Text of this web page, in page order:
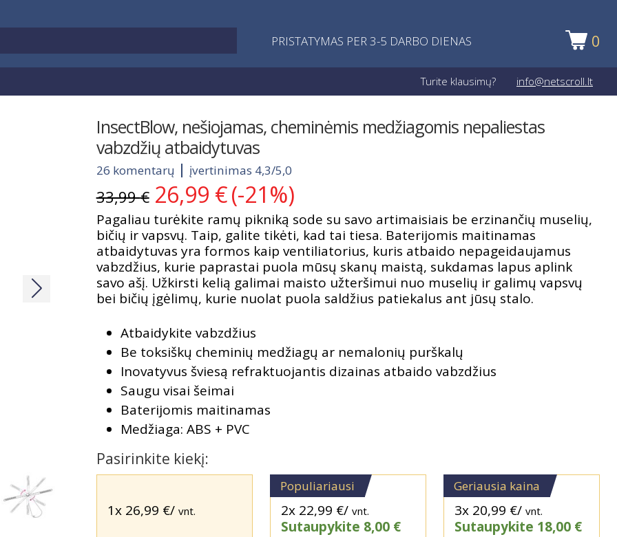
PRISTATYMAS PER 3-5 DARBO DIENAS 0
Turite klausimų? info@netscroll.lt
InsectBlow, nešiojamas, cheminėmis medžiagomis nepaliestas
vabzdžių atbaidytuvas
26 komentarų įvertinimas 4,3/5,0
33,99€ Original
price
was:
33,99 €.
26,99 €Current
price
is:
26,99 €.
(-21%)
Pasirinkite kiekį:
1x 26,99 €/ vnt.
Populiariausi
2x 22,99 €/ vnt.
Sutaupykite 8,00 €
Geriausia kaina
3x 20,99 €/ vnt.
Sutaupykite 18,00 €
Pagaliau turėkite ramų pikniką sode su savo artimaisiais be erzinančių muselių,
bičių ir vapsvų. Taip, galite tikėti, kad tai tiesa. Baterijomis maitinamas
atbaidytuvas yra formos kaip ventiliatorius, kuris atbaido nepageidaujamus
vabzdžius, kurie paprastai puola mūsų skanų maistą, sukdamas lapus aplink
savo ašį. Užkirsti kelią galimai maisto užteršimui nuo muselių ir galimų vapsvų
bei bičių įgėlimų, kurie nuolat puola saldžius patiekalus ant jūsų stalo.
Atbaidykite vabzdžius
Be toksiškų cheminių medžiagų ar nemalonių purškalų
Inovatyvus šviesą refraktuojantis dizainas atbaido vabzdžius
Saugu visai šeimai
Baterijomis maitinamas
Medžiaga: ABS + PVC